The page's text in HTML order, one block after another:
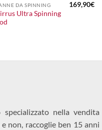
DA SPINNING
Ultra Spinning
169,90€
nella vendita
non, raccoglie ben 15 anni